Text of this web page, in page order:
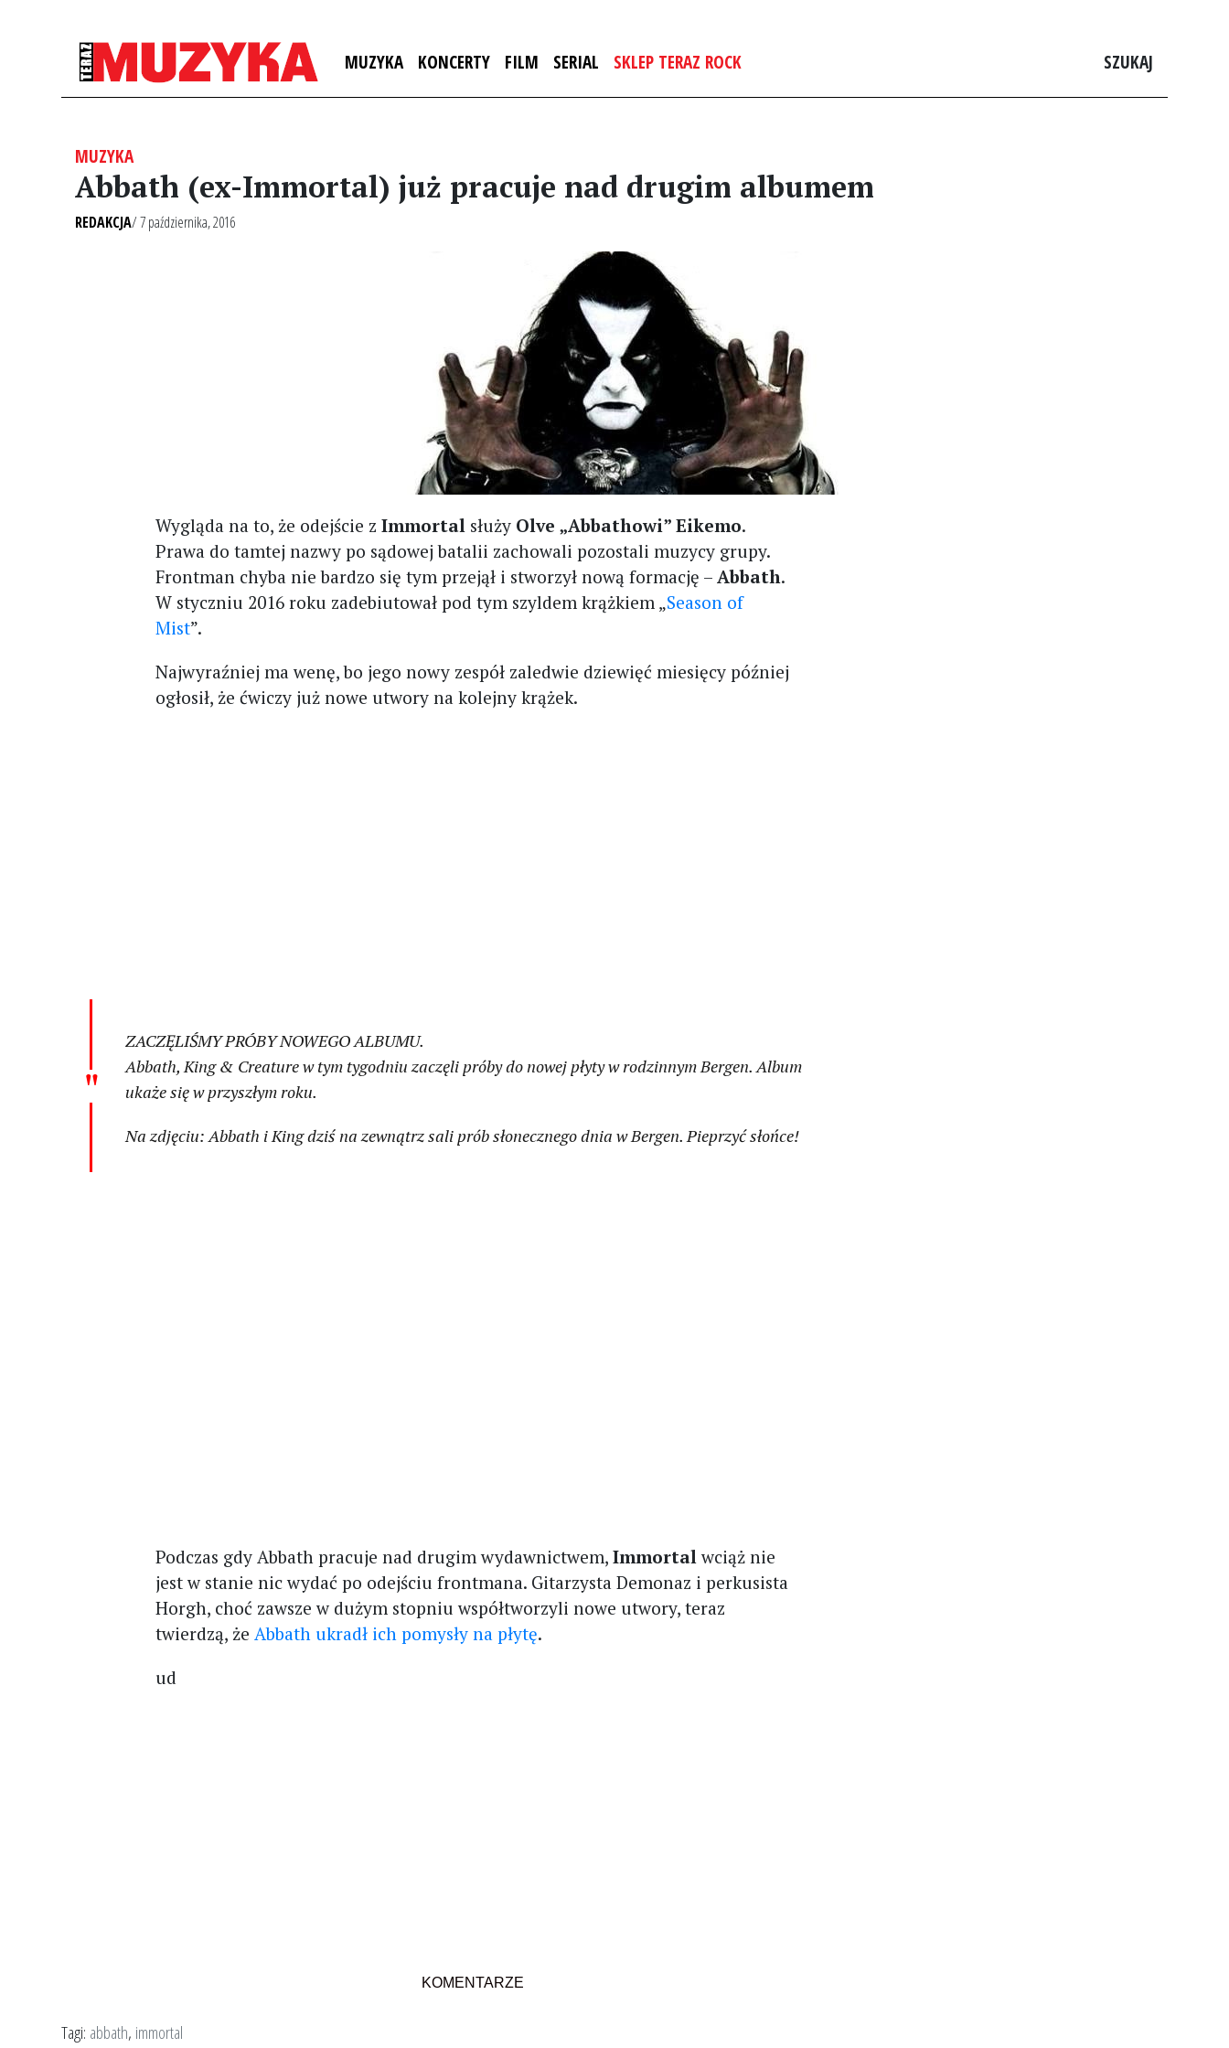
MUZYKA KONCERTY FILM SERIAL SKLEP TERAZ ROCK SZUKAJ
MUZYKA
Abbath (ex-Immortal) już pracuje nad drugim albumem
REDAKCJA/ 7 października, 2016
Wygląda na to, że odejście z Immortal służy Olve „Abbathowi” Eikemo.
Prawa do tamtej nazwy po sądowej batalii zachowali pozostali muzycy grupy.
Frontman chyba nie bardzo się tym przejął i stworzył nową formację –Abbath.
W styczniu 2016 roku zadebiutował pod tym szyldem krążkiem „Season of
Mist”.
Najwyraźniej ma wenę, bo jego nowy zespół zaledwie dziewięć miesięcy później
ogłosił, że ćwiczy już nowe utwory na kolejny krążek.
ZACZĘLIŚMY PRÓBY NOWEGO ALBUMU.
Abbath, King & Creature w tym tygodniu zaczęli próby do nowej płyty w rodzinnym Bergen. Album
ukaże się w przyszłym roku.
Na zdjęciu: Abbath i King dziś na zewnątrz sali prób słonecznego dnia w Bergen. Pieprzyć słońce!
Podczas gdy Abbath pracuje nad drugim wydawnictwem,Immortalwciąż nie
jest w stanie nic wydać po odejściu frontmana. Gitarzysta Demonaz i perkusista
Horgh, choć zawsze w dużym stopniu współtworzyli nowe utwory, teraz
twierdzą, żeAbbath ukradł ich pomysły na płytę.
ud
KOMENTARZE
Tagi: abbath, immortal